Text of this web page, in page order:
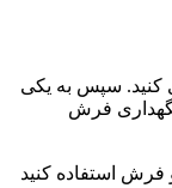
کنید. سپس به یکی
فرش
استفاده کنید